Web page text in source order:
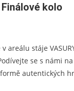
kolo
areálu stáje
se s námi
autentických